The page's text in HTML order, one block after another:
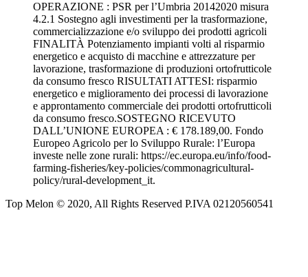
OPERAZIONE : PSR per l’Umbria 20142020 misura
4.2.1 Sostegno agli investimenti per la trasformazione,
commercializzazione e/o sviluppo dei prodotti agricoli
FINALITÀ Potenziamento impianti volti al risparmio
energetico e acquisto di macchine e attrezzature per
lavorazione, trasformazione di produzioni ortofrutticole
da consumo fresco RISULTATI ATTESI: risparmio
energetico e miglioramento dei processi di lavorazione
e approntamento commerciale dei prodotti ortofrutticoli
da consumo fresco.SOSTEGNO RICEVUTO
DALL’UNIONE EUROPEA : € 178.189,00. Fondo
Europeo Agricolo per lo Sviluppo Rurale: l’Europa
investe nelle zone rurali: https://ec.europa.eu/info/food-
farming-fisheries/key-policies/commonagricultural-
policy/rural-development_it.
Top Melon © 2020, All Rights Reserved P.IVA 02120560541